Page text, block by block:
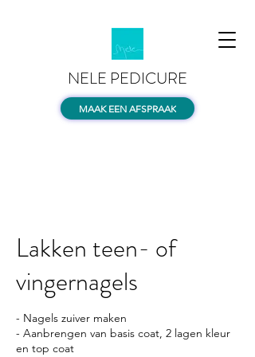
NELE PEDICURE
MAAK EEN AFSPRAAK
Lakken teen- of
vingernagels
- Nagels zuiver maken
- Aanbrengen van basis coat, 2 lagen kleur
en top coat